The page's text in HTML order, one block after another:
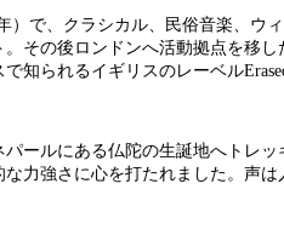
）で、クラシカル、民俗音楽、ウ
その後ロンドンへ活動拠点を移
られるイギリスのレーベル
ールにある仏陀の生誕地へトレ
力強さに心を打たれました。声